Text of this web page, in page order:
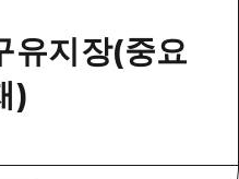
패스
배송 서비스
유지장(중요
)